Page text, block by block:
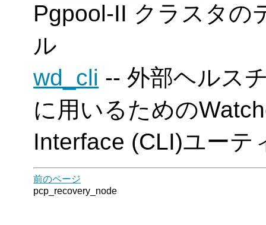
Pgpool-II クラスタの
ル
wd_cli -- 外部ヘルス
に用いるための
Interface (CLI)ユーテ
前のページ
pcp_recovery_node